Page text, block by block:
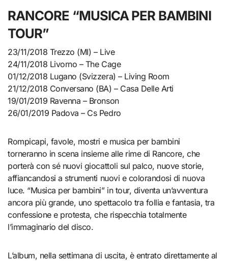
RANCORE “MUSICA PER BAMBINI
TOUR”
23/11/2018 Trezzo (MI) – Live
24/11/2018 Livorno – The Cage
01/12/2018 Lugano (Svizzera) – Living Room
21/12/2018 Conversano (BA) – Casa Delle Arti
19/01/2019 Ravenna – Bronson
26/01/2019 Padova – Cs Pedro
Rompicapi, favole, mostri e musica per bambini
torneranno in scena insieme alle rime di Rancore, che
porterà con sé nuovi giocattoli sul palco, nuove storie,
affiancandosi a strumenti nuovi e colorandosi di nuova
luce. “Musica per bambini” in tour, diventa un’avventura
ancora più grande, uno spettacolo tra follia e fantasia, tra
confessione e protesta, che rispecchia totalmente
l’immaginario del disco.
L’album, nella settimana di uscita, è entrato direttamente al